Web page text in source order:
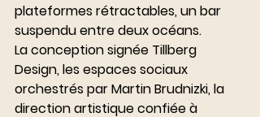
plateformes rétractables, un bar
suspendu entre deux océans.
La conception signée Tillberg
Design, les espaces sociaux
orchestrés par Martin Brudnizki, la
direction artistique confiée à